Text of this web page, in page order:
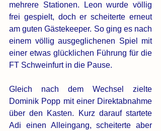
mehrere Stationen. Leon wurde völlig
frei gespielt, doch er scheiterte erneut
am guten Gästekeeper. So ging es nach
einem völlig ausgeglichenen Spiel mit
einer etwas glücklichen Führung für die
FT Schweinfurt in die Pause.
Gleich nach dem Wechsel zielte
Dominik Popp mit einer Direktabnahme
über den Kasten. Kurz darauf startete
Adi einen Alleingang, scheiterte aber